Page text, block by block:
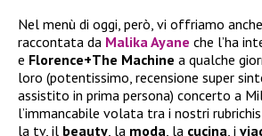
Nel menù di oggi, però, vi offriamo anche
raccontata da Malika Ayane che l’ha
e Florence+The Machine a qualche
loro (potentissimo, recensione super
assistito in prima persona) concerto a
l’immancabile volata tra i nostri
la tv, il beauty , la moda , la cucina , i